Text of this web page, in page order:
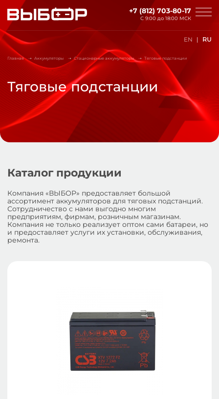
Перейти к основному содержанию
+7 (812) 703-80-17
С 9:00 до18:00 МСК
EN RU
Главная Аккумуляторы Стационарные аккумуляторы Тяговые подстанции
Тяговые подстанции
Каталог продукции
Компания «ВЫБОР» предоставляет большой
ассортимент аккумуляторов для тяговых подстанций.
Сотрудничество с нами выгодно многим
предприятиям, фирмам, розничным магазинам.
Компания не только реализует оптом сами батареи, но
и предоставляет услуги их установки, обслуживания,
ремонта.